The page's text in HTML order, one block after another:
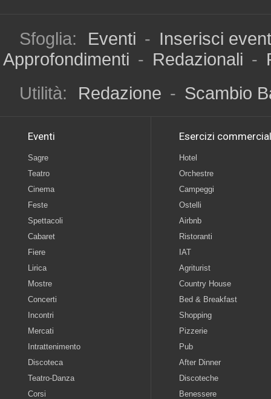
Sfoglia: Eventi - Inserisci
Approfondimenti - Redazionali -
Utilità:
Redazione - Scambio
Eventi
Sagre
Teatro
Cinema
Feste
Spettacoli
Cabaret
Fiere
Lirica
Mostre
Concerti
Incontri
Mercati
Intrattenimento
Discoteca
Teatro-Danza
Corsi
Esercizi
Hotel
Orchestre
Campeggi
Ostelli
Airbnb
Ristoranti
IAT
Agriturist
Country House
Bed & Breakfast
Shopping
Pizzerie
Pub
After Dinner
Discoteche
Benessere